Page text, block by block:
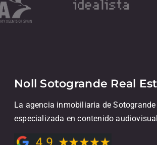
Noll Sotogrande Real
La agencia inmobiliaria de Sotogrande
especializada en contenido audiovisual